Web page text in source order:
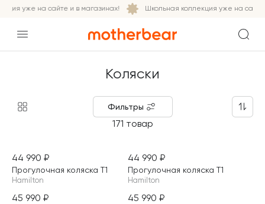
уже на сайте и в магазинах! Школьная коллекция уже на сайте
Коляски
Фильтры
171 товар
НОВИНКА
44 990 ₽
Прогулочная коляска T1
Hamilton
НОВИНКА
44 990 ₽
Прогулочная коляска T1
Hamilton
НОВИНКА
45 990 ₽ НОВИНКА
45 990 ₽